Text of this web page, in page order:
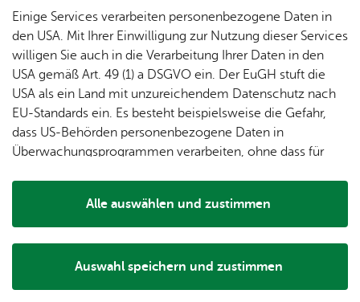
chen­
markt
Mit­tei­
lungs­
blatt
Ge­
schic
h­te
Lo­ka­le
Agen­
da
Ein­
rich­
tun­
gen
Geschichte, die bis ins 11. Jahrhundert zurückreicht.
Ursprünglich als Benediktinerkloster für Schwestern
gegründet, hat sich die Nutzung im Laufe der Jahrhunderte
gewandelt. „Benediktinerpater Sebastian“ weiß so manch
spannende Geschichte zu erzählen.
Einige Services verarbeiten personenbezogene Daten in
den USA. Mit Ihrer Einwilligung zur Nutzung dieser Services
willigen Sie auch in die Verarbeitung Ihrer Daten in den
USA gemäß Art. 49 (1) a DSGVO ein. Der EuGH stuft die
USA als ein Land mit unzureichendem Datenschutz nach
EU-Standards ein. Es besteht beispielsweise die Gefahr,
dass US-Behörden personenbezogene Daten in
Überwachungsprogrammen verarbeiten, ohne dass für
Auswahl speichern und zustimmen
Alle auswählen und zustimmen